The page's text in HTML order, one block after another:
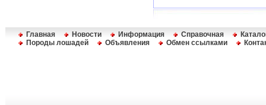
Главная Новости Информация Справочная
Породы лошадей
Объявления Обмен ссылками